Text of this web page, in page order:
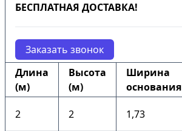
БЕСПЛАТНАЯ ДОСТАВКА!
Заказать звонок
Длина
(м)
Высота
(м)
Ширина
2 2 1,73